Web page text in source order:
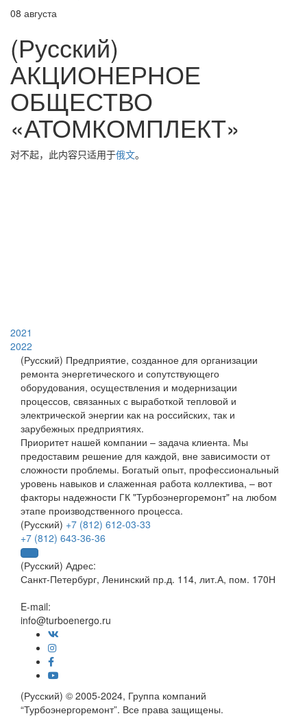
08 августа
(Русский)
АКЦИОНЕРНОЕ
ОБЩЕСТВО
«АТОМКОМПЛЕКТ»
对不起，此内容只适用于俄文。
2021
2022
(Русский) Предприятие, созданное для организации
ремонта энергетического и сопутствующего
оборудования, осуществления и модернизации
процессов, связанных с выработкой тепловой и
электрической энергии как на российских, так и
зарубежных предприятиях.
Приоритет нашей компании – задача клиента. Мы
предоставим решение для каждой, вне зависимости от
сложности проблемы. Богатый опыт, профессиональный
уровень навыков и слаженная работа коллектива, – вот
факторы надежности ГК "Турбоэнергоремонт" на любом
этапе производственного процесса.
(Русский) +7 (812) 612-03-33
+7 (812) 643-36-36
(Русский) Адрес:
Санкт-Петербург, Ленинский пр.д. 114, лит.А, пом. 170Н
E-mail:
info@turboenergo.ru
(Русский) © 2005-2024, Группа компаний
“Турбоэнергоремонт”. Все права защищены.